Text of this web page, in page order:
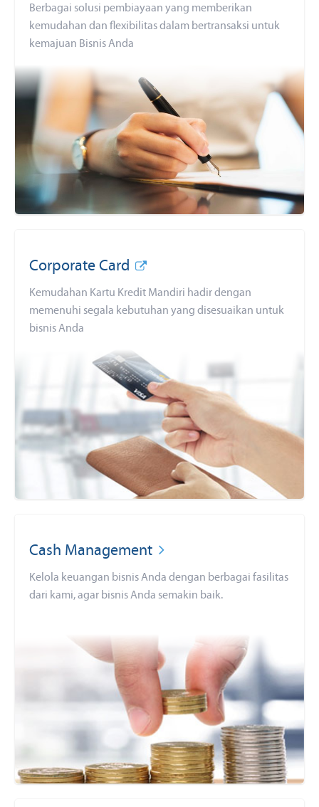
Berbagai solusi pembiayaan yang memberikan
kemudahan dan flexibilitas dalam bertransaksi untuk
kemajuan Bisnis Anda
Corporate Card
Kemudahan Kartu Kredit Mandiri hadir dengan
memenuhi segala kebutuhan yang disesuaikan untuk
bisnis Anda
Cash Management
Kelola keuangan bisnis Anda dengan berbagai fasilitas
dari kami, agar bisnis Anda semakin baik.